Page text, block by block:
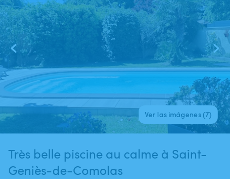
Ver las imágenes (7)
Très belle piscine au calme à Saint-
Geniès-de-Comolas